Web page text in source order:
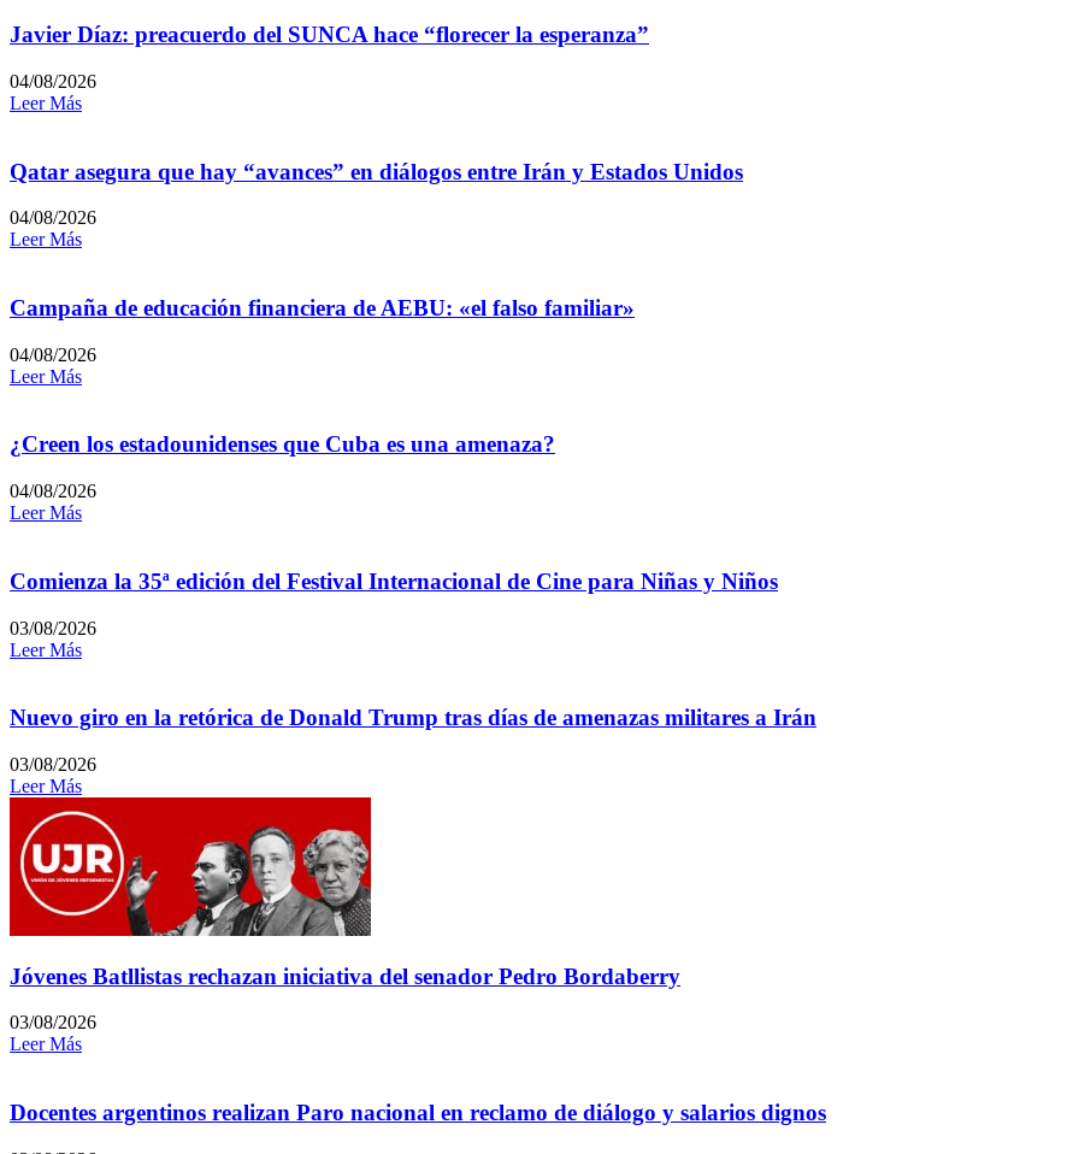
Javier Díaz: preacuerdo del SUNCA hace “florecer la esperanza”
04/08/2026
Leer Más
Qatar asegura que hay “avances” en diálogos entre Irán y Estados Unidos
04/08/2026
Leer Más
Campaña de educación financiera de AEBU: «el falso familiar»
04/08/2026
Leer Más
¿Creen los estadounidenses que Cuba es una amenaza?
04/08/2026
Leer Más
Comienza la 35ª edición del Festival Internacional de Cine para Niñas y Niños
03/08/2026
Leer Más
Nuevo giro en la retórica de Donald Trump tras días de amenazas militares a Irán
03/08/2026
Leer Más
Jóvenes Batllistas rechazan iniciativa del senador Pedro Bordaberry
03/08/2026
Leer Más
Docentes argentinos realizan Paro nacional en reclamo de diálogo y salarios dignos